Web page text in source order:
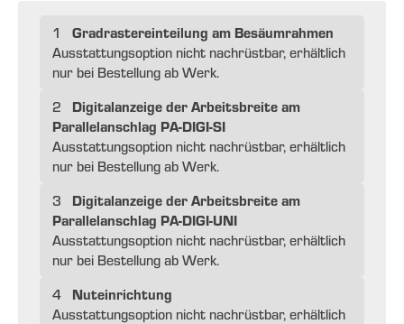
1 Gradrastereinteilung am Besäumrahmen
Ausstattungsoption nicht nachrüstbar, erhältlich
nur bei Bestellung ab Werk.
2
Digitalanzeige der Arbeitsbreite am
Parallelanschlag PA-DIGI-SI
Ausstattungsoption nicht nachrüstbar, erhältlich
nur bei Bestellung ab Werk.
3
Digitalanzeige der Arbeitsbreite am
Parallelanschlag PA-DIGI-UNI
Ausstattungsoption nicht nachrüstbar, erhältlich
nur bei Bestellung ab Werk.
4
Nuteinrichtung
Ausstattungsoption nicht nachrüstbar, erhältlich